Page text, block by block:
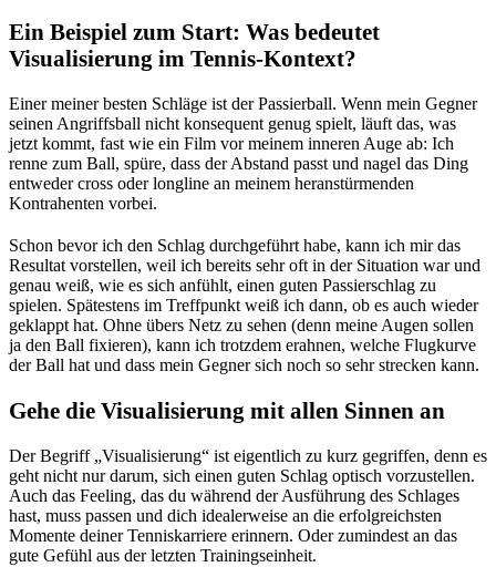
Ein Beispiel zum Start: Was bedeutet
Visualisierung im Tennis-Kontext?
Einer meiner besten Schläge ist der Passierball. Wenn mein Gegner
seinen Angriffsball nicht konsequent genug spielt, läuft das, was
jetzt kommt, fast wie ein Film vor meinem inneren Auge ab: Ich
renne zum Ball, spüre, dass der Abstand passt und nagel das Ding
entweder cross oder longline an meinem heranstürmenden
Kontrahenten vorbei.
Schon bevor ich den Schlag durchgeführt habe, kann ich mir das
Resultat vorstellen, weil ich bereits sehr oft in der Situation war und
genau weiß, wie es sich anfühlt, einen guten Passierschlag zu
spielen. Spätestens im Treffpunkt weiß ich dann, ob es auch wieder
geklappt hat. Ohne übers Netz zu sehen (denn meine Augen sollen
ja den Ball fixieren), kann ich trotzdem erahnen, welche Flugkurve
der Ball hat und dass mein Gegner sich noch so sehr strecken kann.
Gehe die Visualisierung mit allen Sinnen an
Der Begriff „Visualisierung“ ist eigentlich zu kurz gegriffen, denn es
geht nicht nur darum, sich einen guten Schlag optisch vorzustellen.
Auch das Feeling, das du während der Ausführung des Schlages
hast, muss passen und dich idealerweise an die erfolgreichsten
Momente deiner Tenniskarriere erinnern. Oder zumindest an das
gute Gefühl aus der letzten Trainingseinheit.